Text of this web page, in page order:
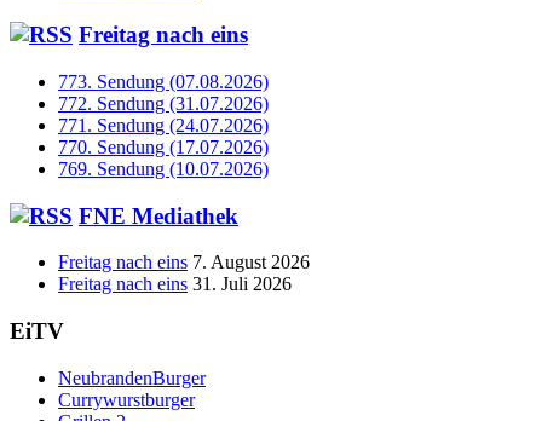
Freitag nach eins
773. Sendung (07.08.2026)
772. Sendung (31.07.2026)
771. Sendung (24.07.2026)
770. Sendung (17.07.2026)
769. Sendung (10.07.2026)
FNE Mediathek
Freitag nach eins 7. August 2026
Freitag nach eins 31. Juli 2026
EiTV
NeubrandenBurger
Currywurstburger